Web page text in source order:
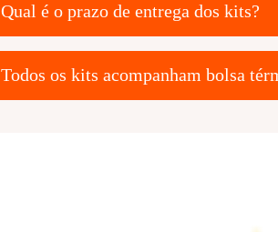
Qual é o prazo de entrega dos kits?
Todos os kits acompanham bolsa